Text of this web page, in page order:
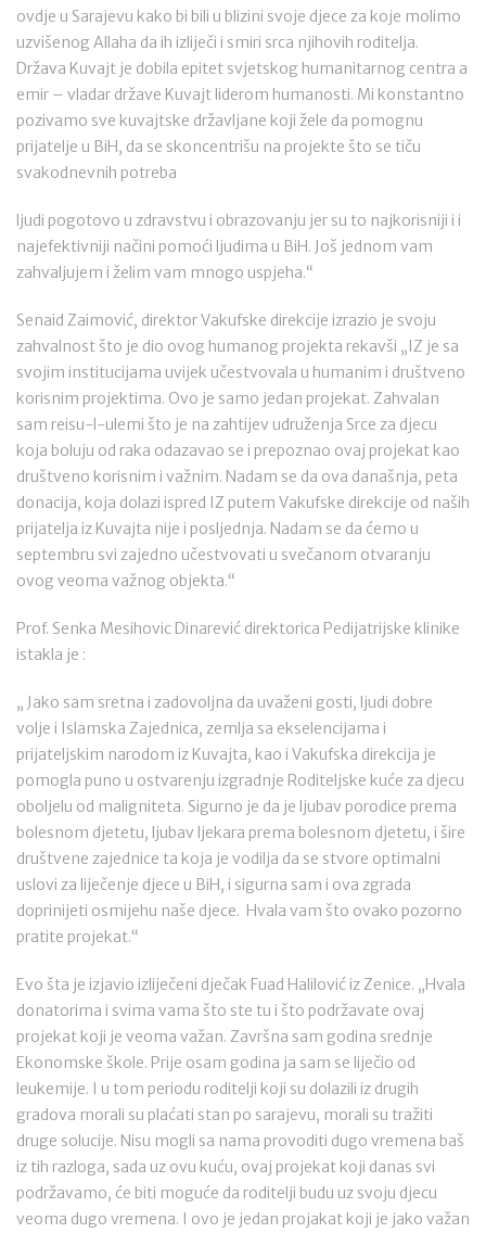
ovdje u Sarajevu kako bi bili u blizini svoje djece za koje molimo
uzvišenog Allaha da ih izliječi i smiri srca njihovih roditelja.
Država Kuvajt je dobila epitet svjetskog humanitarnog centra a
emir – vladar države Kuvajt liderom humanosti. Mi konstantno
pozivamo sve kuvajtske državljane koji žele da pomognu
prijatelje u BiH, da se skoncentrišu na projekte što se tiču
svakodnevnih potreba
ljudi pogotovo u zdravstvu i obrazovanju jer su to najkorisniji i i
najefektivniji načini pomoći ljudima u BiH. Još jednom vam
zahvaljujem i želim vam mnogo uspjeha.“
Senaid Zaimović, direktor Vakufske direkcije izrazio je svoju
zahvalnost što je dio ovog humanog projekta rekavši „IZ je sa
svojim institucijama uvijek učestvovala u humanim i društveno
korisnim projektima. Ovo je samo jedan projekat. Zahvalan
sam reisu-l-ulemi što je na zahtijev udruženja Srce za djecu
koja boluju od raka odazavao se i prepoznao ovaj projekat kao
društveno korisnim i važnim. Nadam se da ova današnja, peta
donacija, koja dolazi ispred IZ putem Vakufske direkcije od naših
prijatelja iz Kuvajta nije i posljednja. Nadam se da ćemo u
septembru svi zajedno učestvovati u svečanom otvaranju
ovog veoma važnog objekta.“
Prof. Senka Mesihovic Dinarević direktorica Pedijatrijske klinike
istakla je :
„ Jako sam sretna i zadovoljna da uvaženi gosti, ljudi dobre
volje i Islamska Zajednica, zemlja sa ekselencijama i
prijateljskim narodom iz Kuvajta, kao i Vakufska direkcija je
pomogla puno u ostvarenju izgradnje Roditeljske kuće za djecu
oboljelu od maligniteta. Sigurno je da je ljubav porodice prema
bolesnom djetetu, ljubav ljekara prema bolesnom djetetu, i šire
društvene zajednice ta koja je vodilja da se stvore optimalni
uslovi za liječenje djece u BiH, i sigurna sam i ova zgrada
doprinijeti osmijehu naše djece. Hvala vam što ovako pozorno
pratite projekat.“
Evo šta je izjavio izliječeni dječak Fuad Halilović iz Zenice. „Hvala
donatorima i svima vama što ste tu i što podržavate ovaj
projekat koji je veoma važan. Završna sam godina srednje
Ekonomske škole. Prije osam godina ja sam se liječio od
leukemije. I u tom periodu roditelji koji su dolazili iz drugih
gradova morali su plaćati stan po sarajevu, morali su tražiti
druge solucije. Nisu mogli sa nama provoditi dugo vremena baš
iz tih razloga, sada uz ovu kuću, ovaj projekat koji danas svi
podržavamo, će biti moguće da roditelji budu uz svoju djecu
veoma dugo vremena. I ovo je jedan projakat koji je jako važan